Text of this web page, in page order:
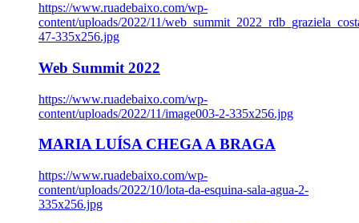
https://www.ruadebaixo.com/wp-
content/uploads/2022/11/
47-335x256.jpg
Web Summit 2022
https://www.ruadebaixo.com/wp-
content/uploads/2022/11/image003-2-335x256.jpg
MARIA LUÍSA CHEGA A BRAGA
https://www.ruadebaixo.com/wp-
content/uploads/2022/10/lota-da-esquina-sala-agua-2-
335x256.jpg